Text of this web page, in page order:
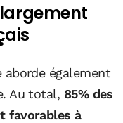
aborde également
Au total, 85% des
favorables à